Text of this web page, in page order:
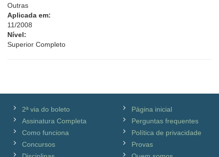
Outras
Aplicada em:
11/2008
Nível:
Superior Completo
2ª via do boleto
Assinatura Completa
Como funciona
Concursos
Página inicial
Perguntas frequentes
Política de privacidade
Provas